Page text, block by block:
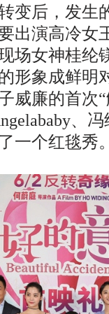
变后，发生
出演高冷女
场女神桂纶
形象成鲜明
威廉的首次
、
一个红毯秀